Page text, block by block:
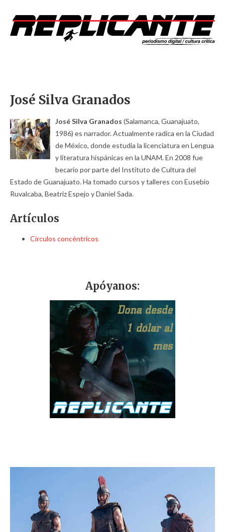
José Silva Granados
José Silva Granados (Salamanca, Guanajuato,
1986) es narrador. Actualmente radica en la Ciudad
de México, donde estudia la licenciatura en Lengua
y literatura hispánicas en la UNAM. En 2008 fue
becario por parte del Instituto de Cultura del
Estado de Guanajuato. Ha tomado cursos y talleres con Eusebio
Ruvalcaba, Beatriz Espejo y Daniel Sada.
Artículos
Círculos concéntricos
Apóyanos: